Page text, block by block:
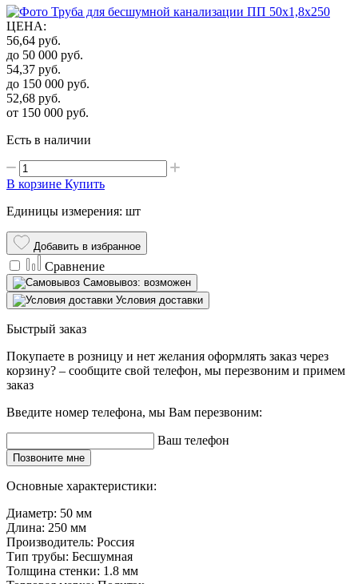
ЦЕНА:
56,64 руб.
до 50 000 руб.
54,37 руб.
до 150 000 руб.
52,68 руб.
от 150 000 руб.
Есть в наличии
В корзине Купить
Единицы измерения: шт
Добавить в избранное
Сравнение
Самовывоз: возможен
Условия доставки
Быстрый заказ
Покупаете в розницу и нет желания оформлять заказ через
корзину? – сообщите свой телефон, мы перезвоним и примем
заказ
Введите номер телефона, мы Вам перезвоним:
Ваш телефон
Позвоните мне
Основные характеристики:
Диаметр: 50 мм
Длина: 250 мм
Производитель: Россия
Тип трубы: Бесшумная
Толщина стенки: 1.8 мм